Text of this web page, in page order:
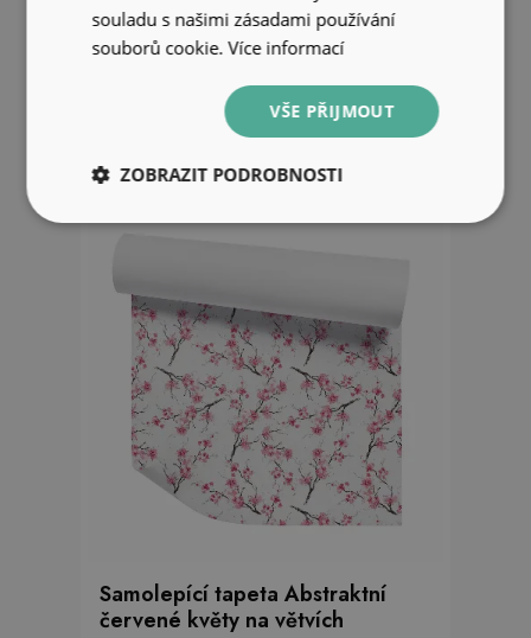
Tapeta Abstrakce palmových listů
849 Kč
Samolepící tapeta Abstraktní
červené květy na větvích
souladu s našimi zásadami používání
souborů cookie.Více informací
VŠE PŘIJMOUT
ZOBRAZIT PODROBNOSTI